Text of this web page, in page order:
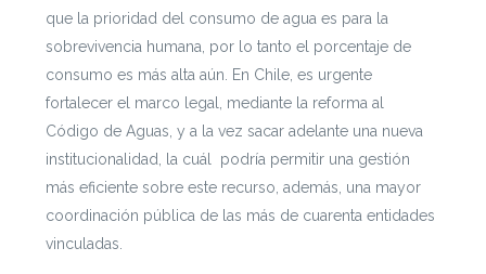
que la prioridad del consumo de agua es para la
sobrevivencia humana, por lo tanto el porcentaje de
consumo es más alta aún. En Chile, es urgente
fortalecer el marco legal, mediante la reforma al
Código de Aguas, y a la vez sacar adelante una nueva
institucionalidad, la cuál podría permitir una gestión
más eficiente sobre este recurso, además, una mayor
coordinación pública de las más de cuarenta entidades
vinculadas.